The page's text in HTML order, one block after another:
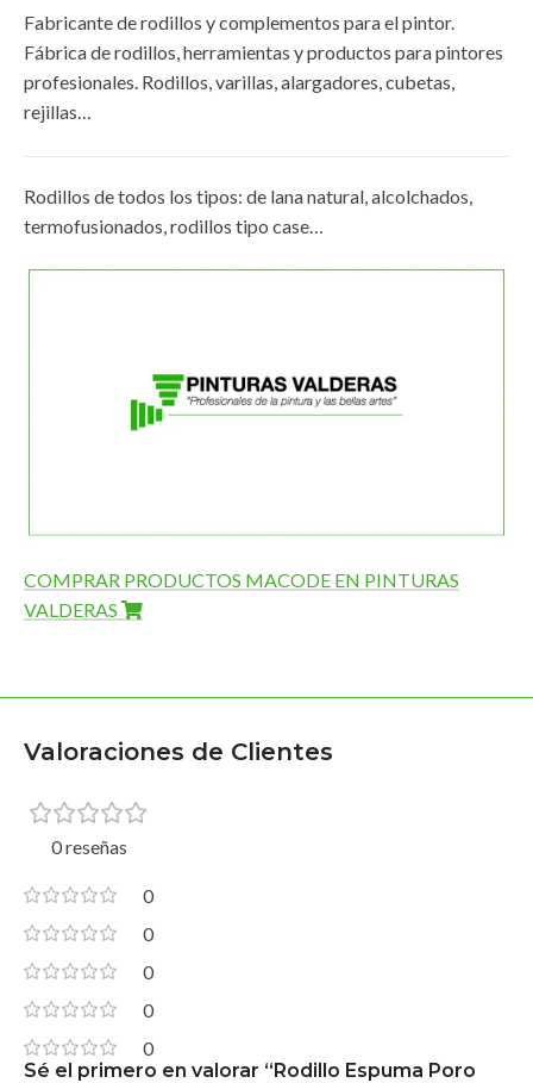
Fabricante de rodillos y complementos para el pintor.
Fábrica de rodillos, herramientas y productos para pintores
profesionales. Rodillos, varillas, alargadores, cubetas,
rejillas…
Rodillos de todos los tipos: de lana natural, alcolchados,
termofusionados, rodillos tipo case…
COMPRAR PRODUCTOS MACODE EN PINTURAS
VALDERAS
Valoraciones de Clientes
0 reseñas
0
0
0
0
0
Sé el primero en valorar “Rodillo Espuma Poro